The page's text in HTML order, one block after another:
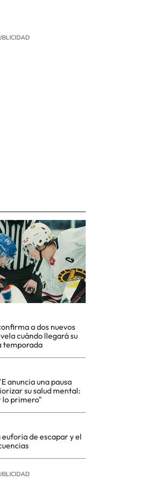
a dos nuevos
cuándo llegará su
temporada
anuncia una pausa
su salud mental:
lo primero"
de escapar y el